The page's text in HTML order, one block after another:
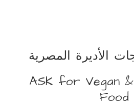
ASK for Vegan &
Food